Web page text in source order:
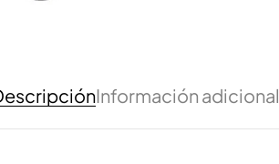
Información adicional